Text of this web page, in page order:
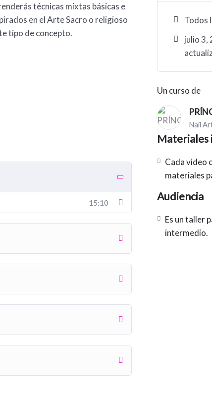
técnicas mixtas básicas e
en el Arte Sacro o religioso
tipo de concepto.
15:10
Todos
julio 3,
Un curso de
Nail
Materiales
Cada video
materiales
Audiencia
Es un taller
intermedio.